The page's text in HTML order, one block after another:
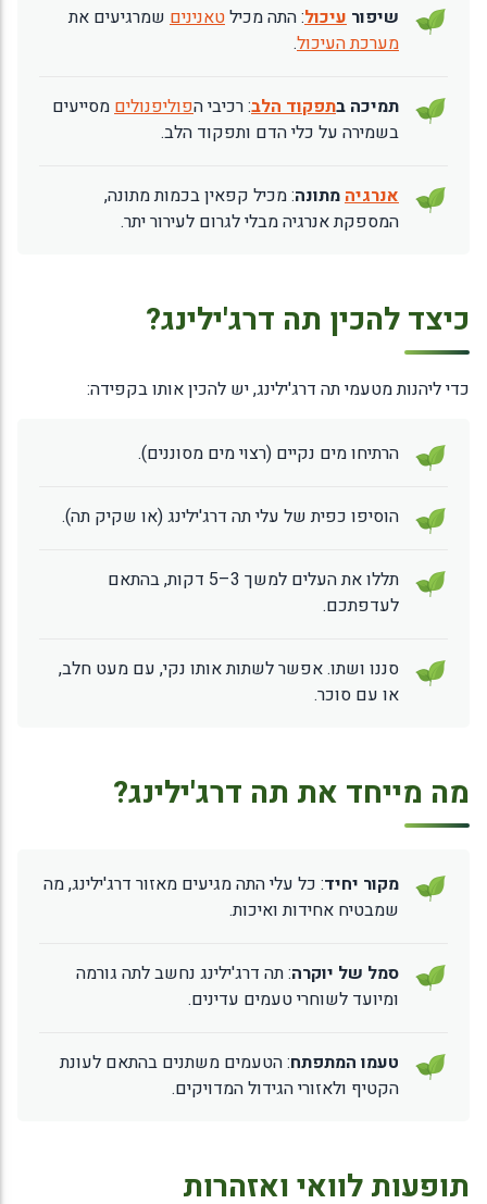
שיפור עיכול: התה מכילטאנינים שמרגיעים את
מערכת העיכול.
תמיכה בתפקוד הלב: רכיבי הפוליפנוליםמסייעים
בשמירה על כלי הדם ותפקוד הלב.
אנרגיהמתונה: מכיל קפאין בכמות מתונה,
המספקת אנרגיה מבלי לגרום לעירור יתר.
כיצד להכין תה דרג'ילינג?
כדי ליהנות מטעמי תה דרג'ילינג, יש להכין אותו בקפידה:
הרתיחו מים נקיים (רצוי מים מסוננים).
הוסיפו כפית של עלי תה דרג'ילינג (או שקיק תה).
תללו את העלים למשך 3–5 דקות, בהתאם
לעדפתכם.
סננו ושתו. אפשר לשתות אותו נקי, עם מעט חלב,
או עם סוכר.
מה מייחד את תה דרג'ילינג?
מקור יחיד: כל עלי התה מגיעים מאזור דרג'ילינג, מה
שמבטיח אחידות ואיכות.
סמל של יוקרה: תה דרג'ילינג נחשב לתה גורמה
ומיועד לשוחרי טעמים עדינים.
טעמו המתפתח: הטעמים משתנים בהתאם לעונת
הקטיף ולאזורי הגידול המדויקים.
תופעות לוואי ואזהרות